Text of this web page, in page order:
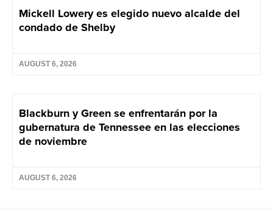
Mickell Lowery es elegido nuevo alcalde del
condado de Shelby
AUGUST 6, 2026
Blackburn y Green se enfrentarán por la
gubernatura de Tennessee en las elecciones
de noviembre
AUGUST 6, 2026